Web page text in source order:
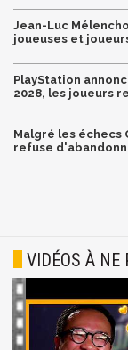
Jean-Luc
joueuses et
PlayStation
2028, les joueurs
Malgré les échecs
refuse
VIDÉOS À NE